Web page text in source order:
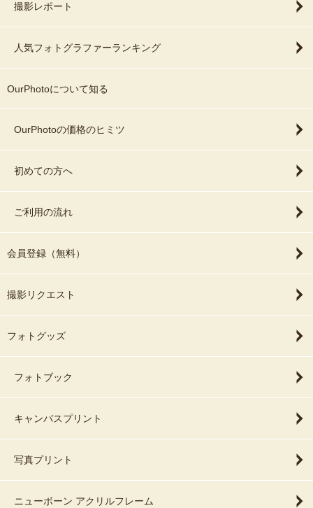
撮影レポート
人気フォトグラファーランキング
OurPhotoについて知る
OurPhotoの価格のヒミツ
初めての方へ
ご利用の流れ
会員登録（無料）
撮影リクエスト
フォトグッズ
フォトブック
キャンバスプリント
写真プリント
ニューボーン アクリルフレーム